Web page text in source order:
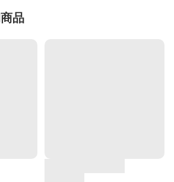
品